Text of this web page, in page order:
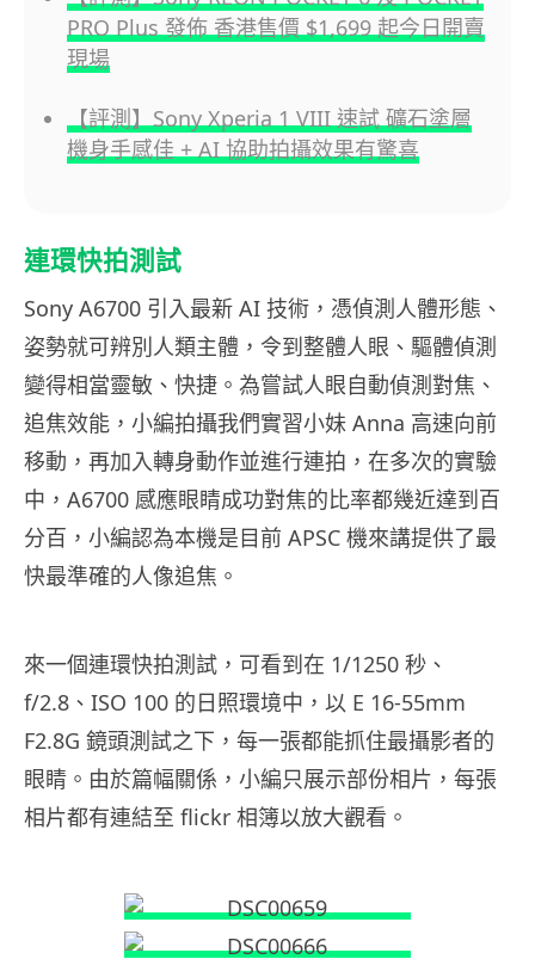
PRO Plus 發佈 香港售價 $1,699 起今日開賣
現場
【評測】Sony Xperia 1 VIII 速試 礦石塗層
機身手感佳 + AI 協助拍攝效果有驚喜
連環快拍測試
Sony A6700 引入最新 AI 技術，憑偵測人體形態、
姿勢就可辨別人類主體，令到整體人眼、驅體偵測
變得相當靈敏、快捷。為嘗試人眼自動偵測對焦、
追焦效能，小編拍攝我們實習小妹 Anna 高速向前
移動，再加入轉身動作並進行連拍，在多次的實驗
中，A6700 感應眼睛成功對焦的比率都幾近達到百
分百，小編認為本機是目前 APSC 機來講提供了最
快最準確的人像追焦。
來一個連環快拍測試，可看到在 1/1250 秒、
f/2.8、ISO 100 的日照環境中，以 E 16-55mm
F2.8G 鏡頭測試之下，每一張都能抓住最攝影者的
眼睛。由於篇幅關係，小編只展示部份相片，每張
相片都有連結至 flickr 相簿以放大觀看。